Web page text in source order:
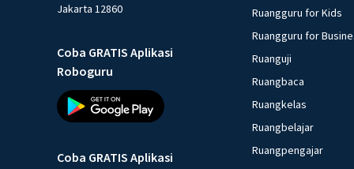
Jakarta 12860
Coba GRATIS Aplikasi
Roboguru
Coba GRATIS Aplikasi
Ruangguru for Kids
Ruangguru for
Ruanguji
Ruangbaca
Ruangkelas
Ruangbelajar
Ruangpengajar